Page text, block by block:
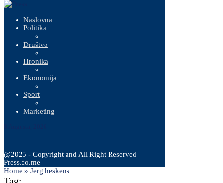
Naslovna
Politika
Društvo
Hronika
Ekonomija
Sport
Marketing
@2025 - Copyright and All Right Reserved
Press.co.me
Home » Jerg heskens
Tag: